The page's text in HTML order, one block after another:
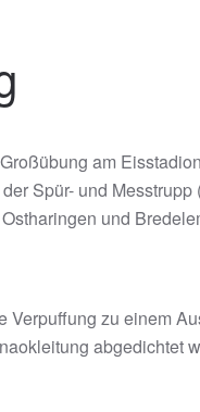
am
Spür- und
und
zu einem
abgedichtet